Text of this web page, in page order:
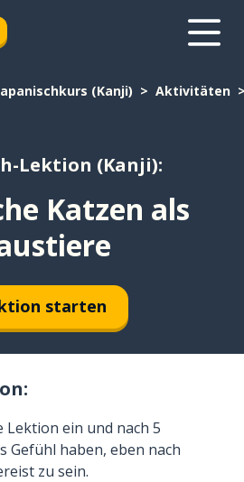
(Kanji) Aktivitäten
Lektion (Kanji):
Katzen als
starten
Lektion ein und nach 5
Gefühl haben, eben nach
zu sein.